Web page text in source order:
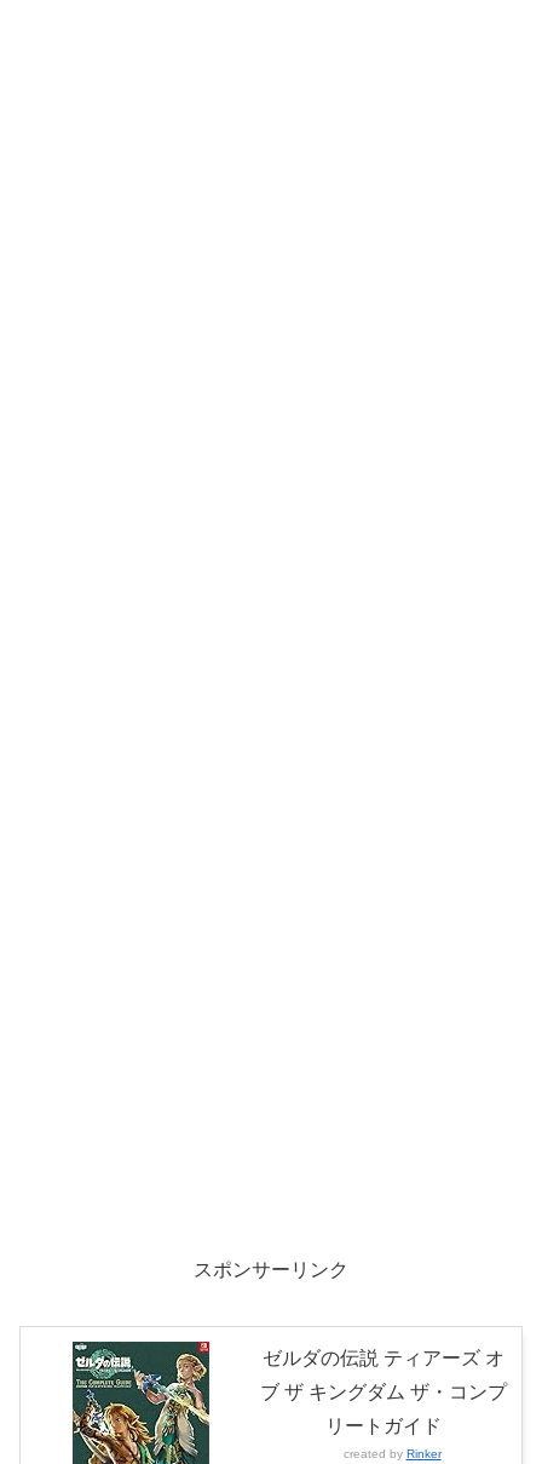
スポンサーリンク
ゼルダの伝説 ティアーズ オ
ブ ザ キングダム ザ・コンプ
リートガイド
created by Rinker